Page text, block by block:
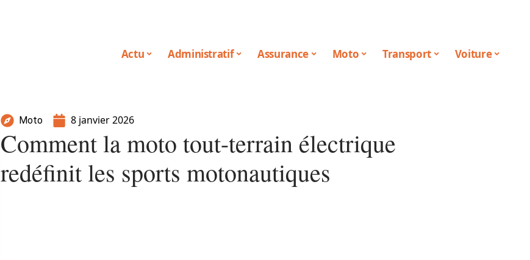
Actu Administratif Assurance Moto Transport Voiture
Moto 8 janvier 2026
Comment la moto tout-terrain électrique
redéfinit les sports motonautiques